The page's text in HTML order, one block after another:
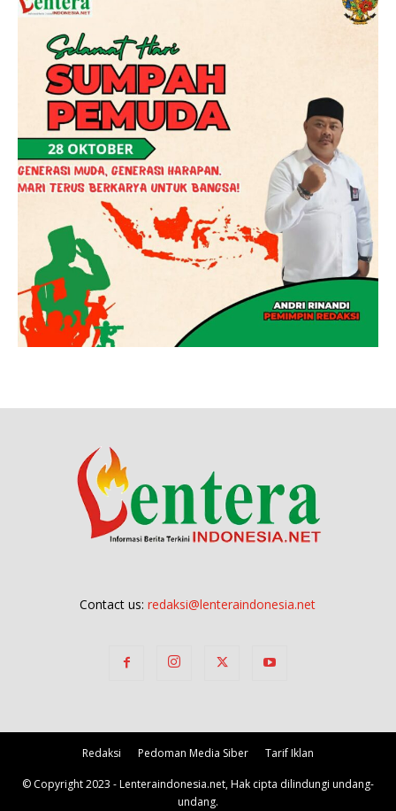
Contact us:redaksi@lenteraindonesia.net
Redaksi Pedoman Media Siber Tarif Iklan
© Copyright 2023 - Lenteraindonesia.net, Hak cipta dilindungi undang-
undang.